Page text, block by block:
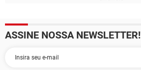
ASSINE NOSSA NEWSLETTER!